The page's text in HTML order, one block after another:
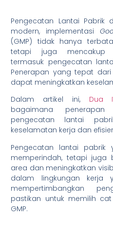
Pengecatan Lantai Pabrik
modern, implementasi
(GMP) tidak hanya
tetapi juga mencakup
termasuk pengecatan
Penerapan yang tepat
dapat meningkatkan
Dalam artikel ini, Dua
bagaimana
pengecatan lantai
keselamatan kerja dan
Pengecatan lantai
memperindah, tetapi juga
area dan meningkatkan
dalam lingkungan kerja
mempertimbangkan
pastikan untuk memilih
GMP.